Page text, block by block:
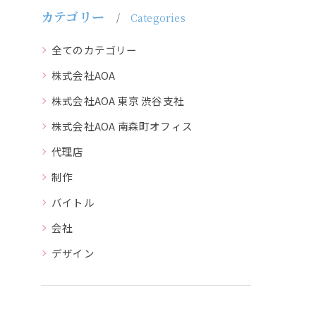
カテゴリー Categories
全てのカテゴリー
株式会社AOA
株式会社AOA 東京 渋谷支社
株式会社AOA 南森町オフィス
代理店
制作
バイトル
会社
デザイン